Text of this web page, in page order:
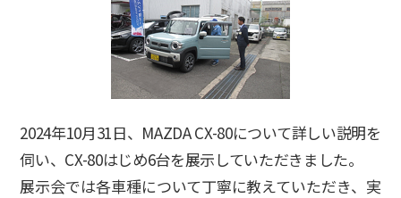
2024年10月31日、MAZDA CX-80について詳しい説明を
伺い、CX-80はじめ6台を展示していただきました。
展示会では各車種について丁寧に教えていただき、実